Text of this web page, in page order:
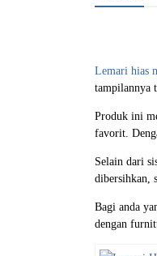
Lemari hias
tampilannya
Produk ini
favorit.
Selain dari
dibersihkan,
Bagi anda
dengan